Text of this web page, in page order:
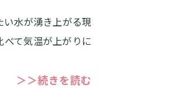
水が湧き上がる現
て気温が上がりに
＞＞続きを読む